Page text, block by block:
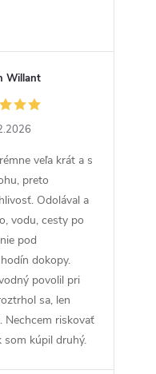
Willant
veľa krát a s
preto
Odolával a
vodu, cesty po
pod
dokopy.
povolil pri
sa, len
Nechcem riskovať
som kúpil druhý.